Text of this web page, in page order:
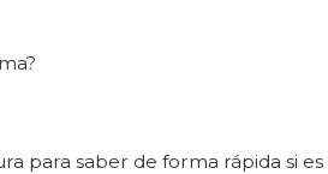
para saber de forma rápida si